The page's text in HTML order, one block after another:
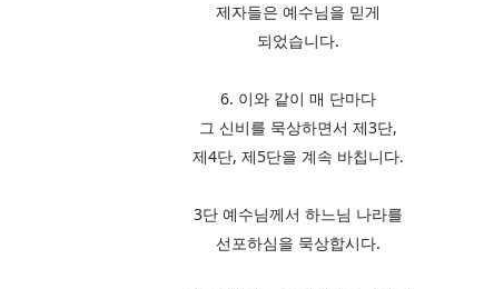
제자들은 예수님을 믿게
되었습니다.
6. 이와 같이 매 단마다
그 신비를 묵상하면서 제3단,
제4단, 제5단을 계속 바칩니다.
3단 예수님께서 하느님 나라를
선포하심을 묵상합시다.